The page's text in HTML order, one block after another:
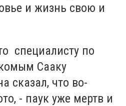
и жизнь свою и
специалисту по
Сааку
сказал, что во-
- паук уже мертв и